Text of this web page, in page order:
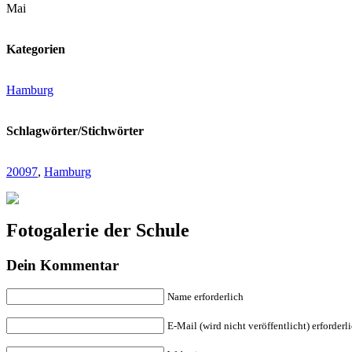
Mai
Kategorien
Hamburg
Schlagwörter/Stichwörter
20097, Hamburg
Fotogalerie der Schule
Dein Kommentar
Name erforderlich
E-Mail (wird nicht veröffentlicht)